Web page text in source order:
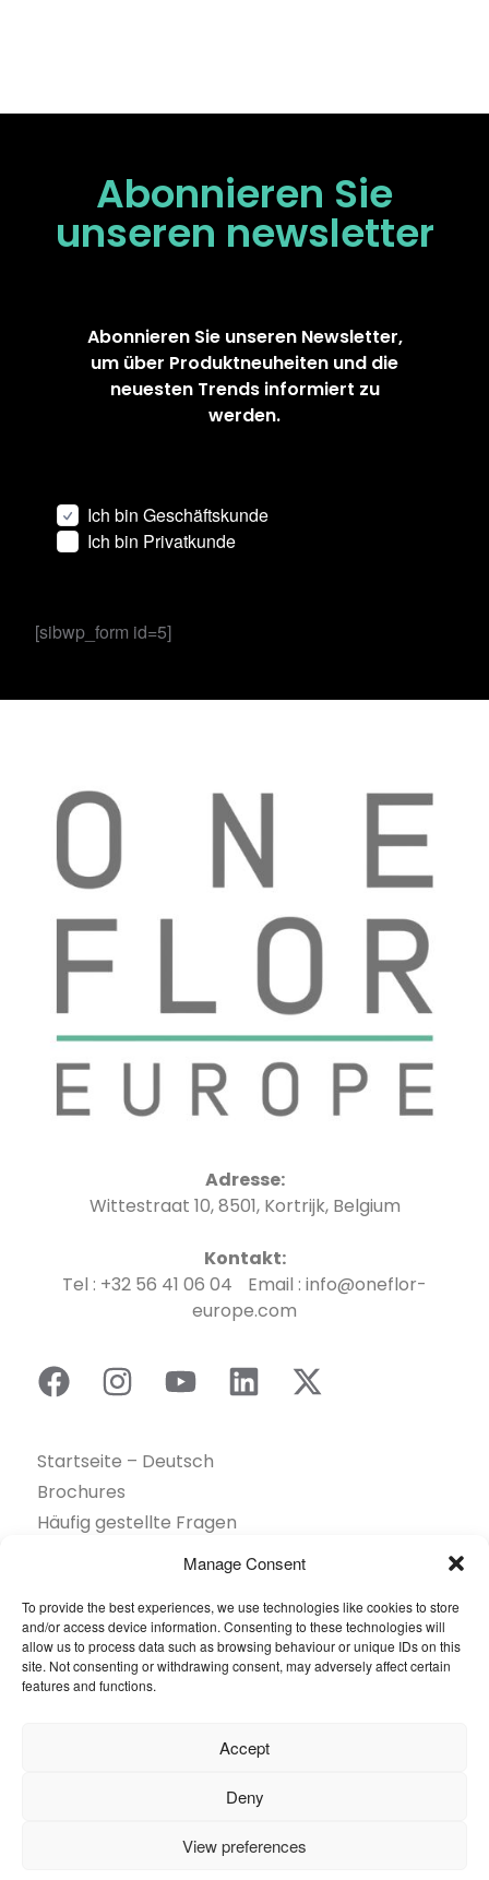
Manage Consent
To provide the best experiences, we use technologies like cookies to store
and/or access device information. Consenting to these technologies will
allow us to process data such as browsing behaviour or unique IDs on this
site. Not consenting or withdrawing consent, may adversely affect certain
features and functions.
Accept
Deny
View preferences
Abonnieren Sie
unseren newsletter
Abonnieren Sie unseren Newsletter,
um über Produktneuheiten und die
neuesten Trends informiert zu
werden.
Ich bin Geschäftskunde
Ich bin Privatkunde
[sibwp_form id=5]
Adresse:
Wittestraat 10, 8501, Kortrijk, Belgium
Kontakt:
Tel : +32 56 41 06 04 Email : info@oneflor-
europe.com
Startseite – Deutsch
Brochures
Häufig gestellte Fragen
Kontakt
Nachhaltigkeit
Unsere Projekte